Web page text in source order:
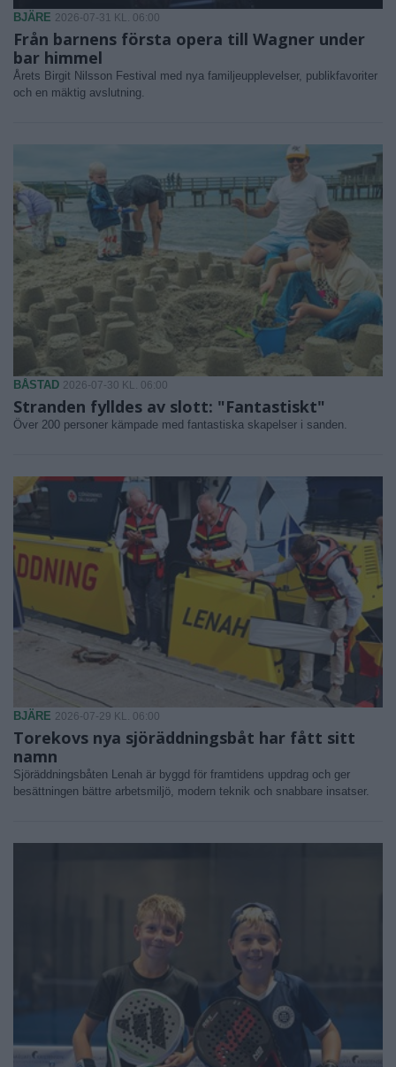
BJÄRE 2026-07-31 KL. 06:00
Från barnens första opera till Wagner under
bar himmel
Årets Birgit Nilsson Festival med nya familjeupplevelser, publikfavoriter
och en mäktig avslutning.
BÅSTAD 2026-07-30 KL. 06:00
Stranden fylldes av slott: "Fantastiskt"
Över 200 personer kämpade med fantastiska skapelser i sanden.
BJÄRE 2026-07-29 KL. 06:00
Torekovs nya sjöräddningsbåt har fått sitt
namn
Sjöräddningsbåten Lenah är byggd för framtidens uppdrag och ger
besättningen bättre arbetsmiljö, modern teknik och snabbare insatser.